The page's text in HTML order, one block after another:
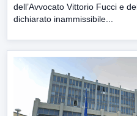
dell’Avvocato Vittorio Fucci e
dichiarato inammissibile...